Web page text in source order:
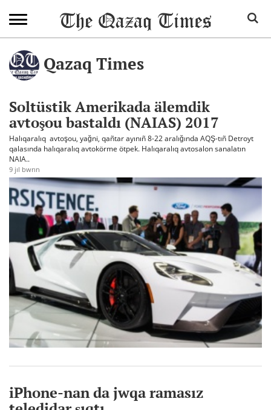
Qazaq Times
Soltüstik Amerikada älemdik
avtoşou bastaldı (NAIAS) 2017
Halıqaralıq avtoşou, yağni, qañtar ayınıñ 8-22 aralığında AQŞ-tıñ Detroyt
qalasında halıqaralıq avtokörme ötpek. Halıqaralıq avtosalon sanalatın
NAIA..
9 jıl bwrın
iPhone-nan da jwqa ramasız